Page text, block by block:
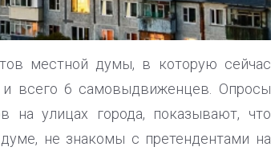
местной думы, в которую сейчас
и всего 6 самовыдвиженцев. Опросы
на улицах города, показывают, что
не знакомы с претендентами на